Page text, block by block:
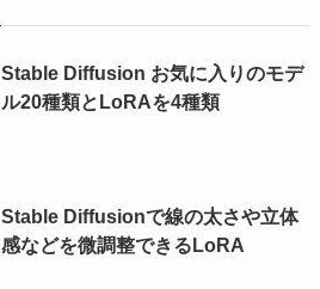
Stable Diffusion お気に入りのモデ
ル20種類とLoRAを4種類
Stable Diffusionで線の太さや立体
感などを微調整できるLoRA